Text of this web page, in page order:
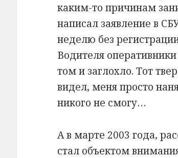
каким-то причинам
написал заявление в
неделю без
Водителя
том и заглохло. Тот
видел, меня просто
никого не смогу…
А в марте 2003 года,
стал объектом